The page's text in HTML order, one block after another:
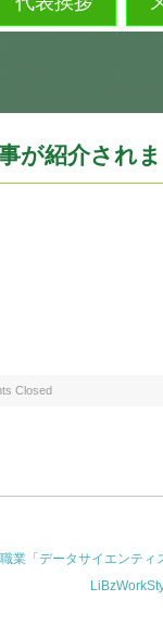
が紹介され
Closed
業「データサイエンティ